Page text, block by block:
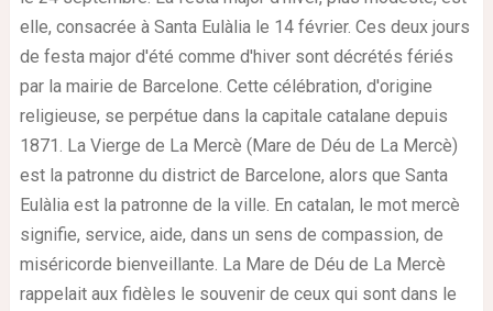
elle, consacrée à Santa Eulàlia le 14 février. Ces deux jours
de festa major d'été comme d'hiver sont décrétés fériés
par la mairie de Barcelone. Cette célébration, d'origine
religieuse, se perpétue dans la capitale catalane depuis
1871. La Vierge de La Mercè (Mare de Déu de La Mercè)
est la patronne du district de Barcelone, alors que Santa
Eulàlia est la patronne de la ville. En catalan, le mot mercè
signifie, service, aide, dans un sens de compassion, de
miséricorde bienveillante. La Mare de Déu de La Mercè
rappelait aux fidèles le souvenir de ceux qui sont dans le